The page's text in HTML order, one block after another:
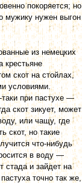
покоряется; но
мужику нужен выгон
из немецких
крестьяне
скот на стойлах,
условиями.
таки при пастухе —
скот зикует, может
или чащу, где
скот, но такие
что-нибудь
в воду —
стада и зайдет на
точно так же,